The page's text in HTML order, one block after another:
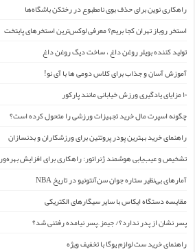
راهکاری نوین برای حذف بوی نامطبوع در رختکن باشگاه‌ها
استخر روباز تهران کجا بریم؟ معرفی لوکس‌ترین استخرهای پایتخت
تولید کننده بویلر روغن داغ ، ساخت دیگ روغن داغ
آموزش آسان و جذاب برای کلاس دومی ها با آی نو!
۱۰ مزایای یادگیری ورزش خیابانی مانند پارکور
چگونه اسپرت مال خرید تجهیزات ورزشی را متحول کرده است؟
راهنمای خرید بهترین پودر پروتئین برای ورزشکاران و بدنسازان
تشخیص و عیب‌یابی هوشمند ژنراتور: راهکاری برای افزایش
آمارهای بی‌نظیر ستاره جوان سن‌آنتونیو در تاریخ NBA
مقایسه دستگاه ایکاس با سایر سیگارهای الکتریکی
پسر نشان از پدر ندارد؟/ جیمز ِ پسر نیامده رفتنی شد؟
راهنمای خرید ست لوازم یوگا با تخفیف ویژه